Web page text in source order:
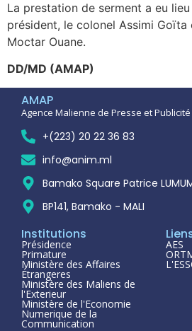
La prestation de serment a eu
président, le colonel Assimi
Moctar Ouane.
DD/MD (AMAP)
AMAP
Agence Malienne de Presse et Publicité
+(223) 20 22 36 83
info@anim.ml
Bamako Square Patrice
BP141, Bamako - MALI
Institutions
Présidence
Primature
Ministère des Affaires
Étrangeres
Ministère des Maliens de
l'Exterieur
Ministère de l'Economie
Numerique de la
Communication
AES